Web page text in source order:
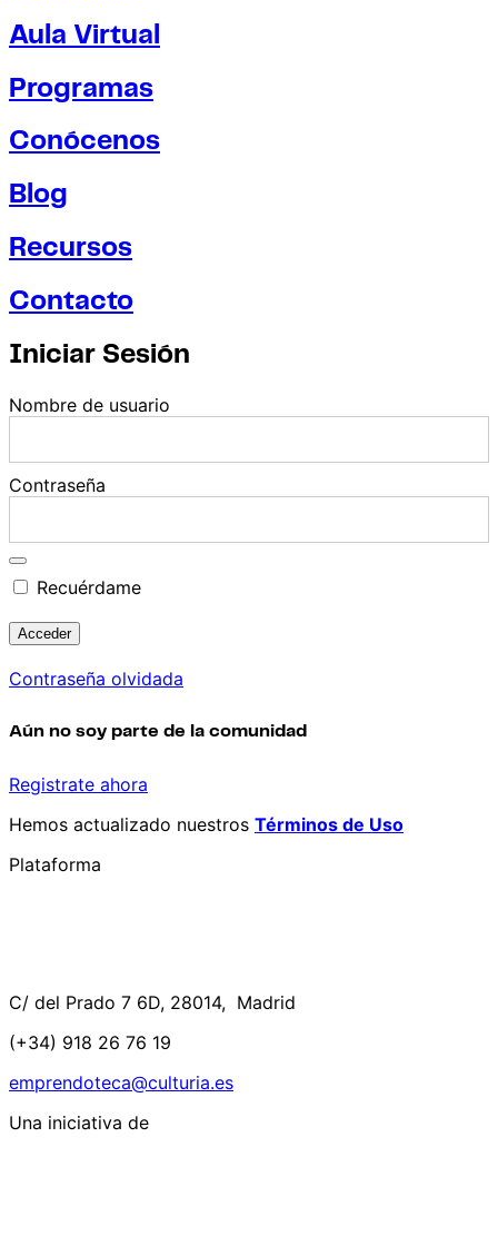
Aula Virtual
Programas
Conócenos
Blog
Recursos
Contacto
Iniciar Sesión
Nombre de usuario
Contraseña
Recuérdame
Contraseña olvidada
Aún no soy parte de la comunidad
Registrate ahora
Hemos actualizado nuestros Términos de Uso
Plataforma
C/ del Prado 7 6D, 28014, Madrid
(+34) 918 26 76 19
emprendoteca@culturia.es
Una iniciativa de